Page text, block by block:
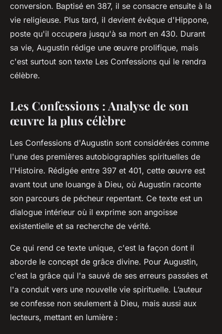
conversion. Baptisé en 387, il se consacre ensuite à la
vie religieuse. Plus tard, il devient évêque d'Hippone,
poste qu'il occupera jusqu'à sa mort en 430. Durant
sa vie, Augustin rédige une œuvre prolifique, mais
c'est surtout son texte Les Confessions qui le rendra
célèbre.
Les Confessions : Analyse de son
œuvre la plus célèbre
Les Confessions d'Augustin sont considérées comme
l'une des premières autobiographies spirituelles de
l'Histoire. Rédigée entre 397 et 401, cette œuvre est
avant tout une louange à Dieu, où Augustin raconte
son parcours de pécheur repentant. Ce texte est un
dialogue intérieur où il exprime son angoisse
existentielle et sa recherche de vérité.
Ce qui rend ce texte unique, c'est la façon dont il
aborde le concept de grâce divine. Pour Augustin,
c'est la grâce qui l'a sauvé de ses erreurs passées et
l'a conduit vers une nouvelle vie spirituelle. L’auteur
se confesse non seulement à Dieu, mais aussi aux
lecteurs, mettant en lumière :